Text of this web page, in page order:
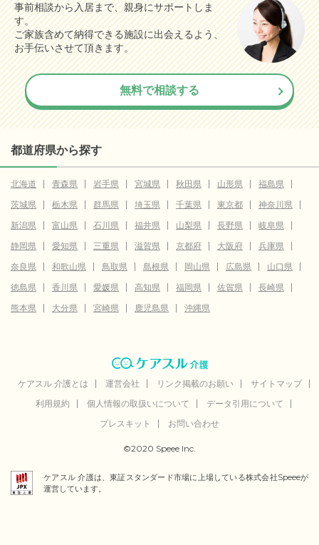
事前相談から入居まで、親身にサポートしま
す。
ご家族含めて納得できる施設に出会えるよう、
お手伝いさせて頂きます。
無料で相談する
都道府県から探す
北海道 青森県 岩手県 宮城県 秋田県 山形県
福島県
茨城県
栃木県 群馬県 埼玉県 千葉県 東京都
神奈川県
新潟県
富山県 石川県 福井県 山梨県 長野県
岐阜県
静岡県
愛知県 三重県 滋賀県 京都府 大阪府
兵庫県
奈良県
和歌山県 鳥取県 島根県 岡山県 広島県
山口県
徳島県
香川県 愛媛県 高知県 福岡県 佐賀県
長崎県
熊本県
大分県 宮崎県 鹿児島県 沖縄県
ケアスル 介護とは 運営会社 リンク掲載のお願い
サイトマップ
利用規約
個人情報の取扱いについて
データ引用について
プレスキット
お問い合わせ
©2020 Speee Inc.
ケアスル 介護は、東証スタンダード市場に上場している株式会社Speeeが
運営しています。